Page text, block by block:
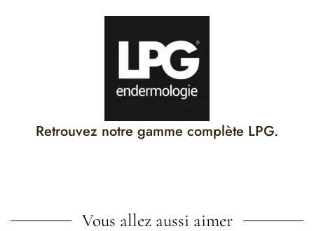
Retrouvez notre gamme complète LPG.
Vous allez aussi aimer